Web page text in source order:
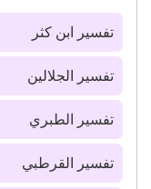
تفسير ابن كثر
تفسير الجلالين
تفسير الطبري
تفسير القرطبي